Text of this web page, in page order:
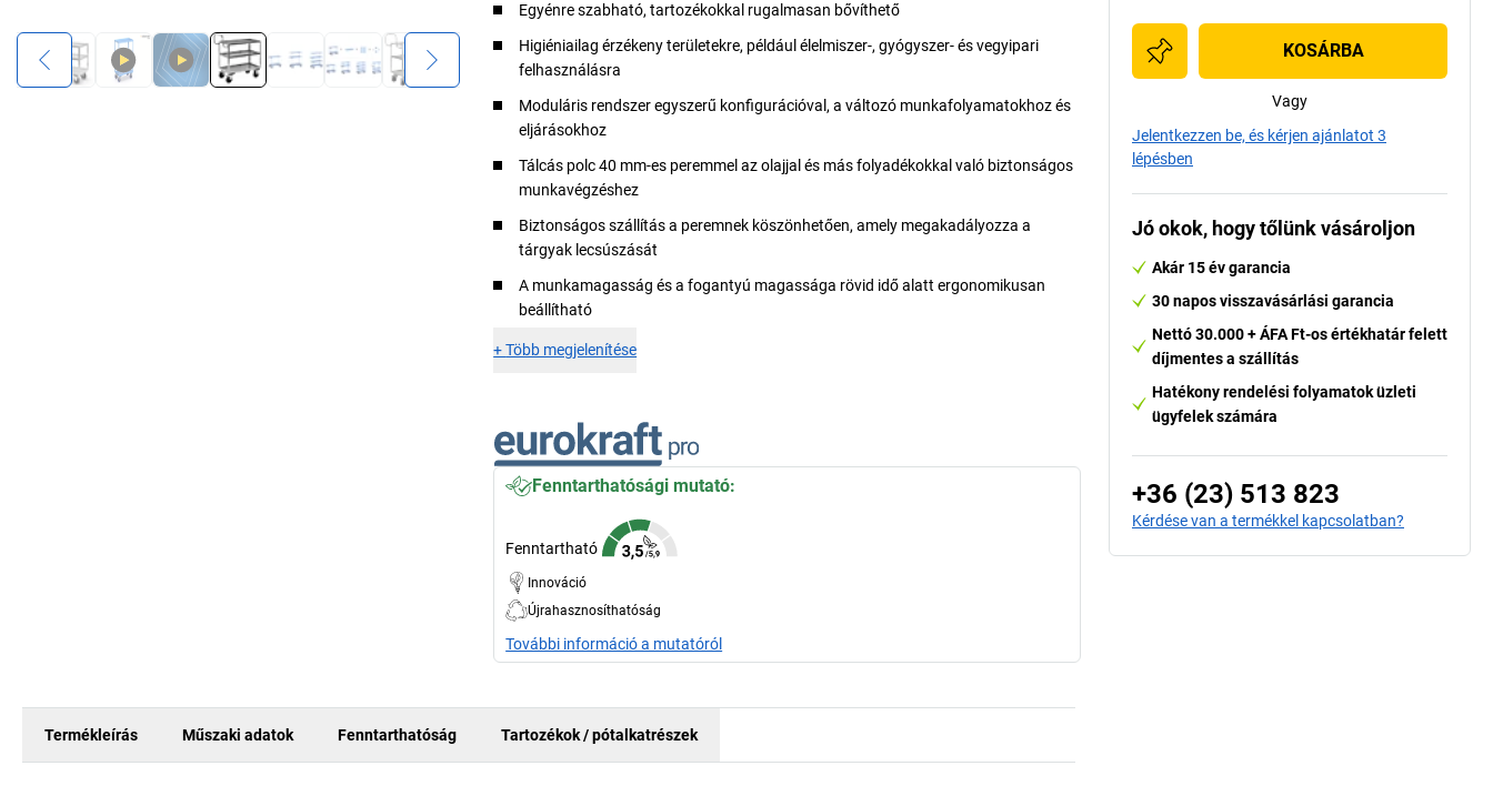
Egyénre szabható, tartozékokkal rugalmasan bővíthető
Higiéniailag érzékeny területekre, például élelmiszer-, gyógyszer- és vegyipari
felhasználásra
Moduláris rendszer egyszerű konfigurációval, a változó munkafolyamatokhoz és
eljárásokhoz
Tálcás polc 40 mm-es peremmel az olajjal és más folyadékokkal való biztonságos
munkavégzéshez
Biztonságos szállítás a peremnek köszönhetően, amely megakadályozza a
tárgyak lecsúszását
A munkamagasság és a fogantyú magassága rövid idő alatt ergonomikusan
beállítható
+Több megjelenítése
Fenntarthatósági mutató:
Fenntartható
Innováció
Újrahasznosíthatóság
További információ a mutatóról
Termékleírás Műszaki adatok Fenntarthatóság Tartozékok / pótalkatrészek
KOSÁRBA
Vagy
Jelentkezzen be, és kérjen ajánlatot 3
lépésben
Jó okok, hogy tőlünk vásároljon
Akár 15 év garancia
30 napos visszavásárlási garancia
Nettó 30.000 + ÁFA Ft-os értékhatár felett
díjmentes a szállítás
Hatékony rendelési folyamatok üzleti
ügyfelek számára
+36 (23) 513 823
Kérdése van a termékkel kapcsolatban?